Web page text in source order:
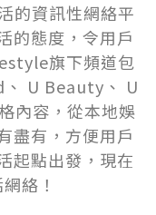
的資訊性網絡平
的態度，令用戶
旗下頻道包
U Beauty、 U
內容，從本地娛
盡有，方便用戶
起點出發，現在
絡！